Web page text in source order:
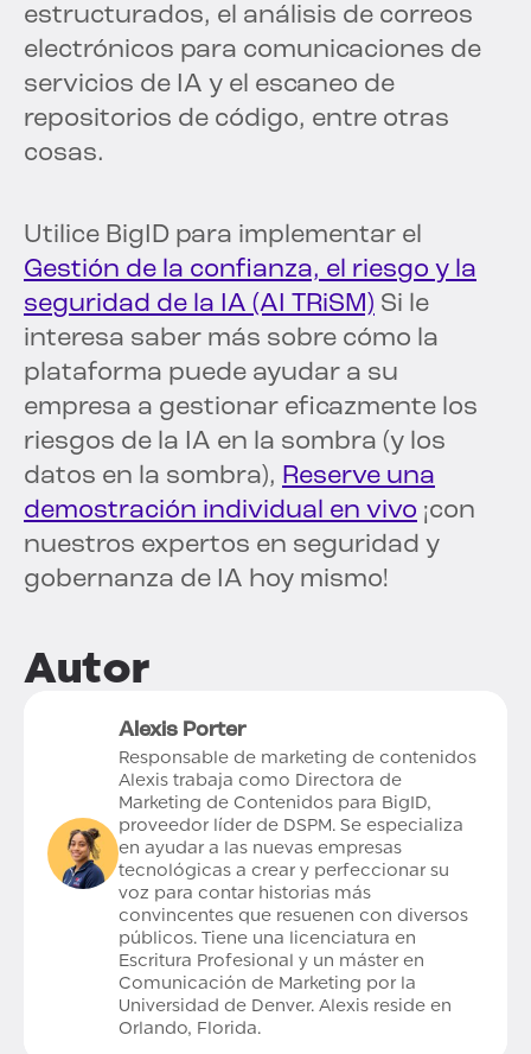
estructurados, el análisis de correos
electrónicos para comunicaciones de
servicios de IA y el escaneo de
repositorios de código, entre otras
cosas.
Utilice BigID para implementar el
Gestión de la confianza, el riesgo y la
seguridad de la IA (AI TRiSM) Si le
interesa saber más sobre cómo la
plataforma puede ayudar a su
empresa a gestionar eficazmente los
riesgos de la IA en la sombra (y los
datos en la sombra), Reserve una
demostración individual en vivo ¡con
nuestros expertos en seguridad y
gobernanza de IA hoy mismo!
Autor
Alexis Porter
Responsable de marketing de contenidos
Alexis trabaja como Directora de
Marketing de Contenidos para BigID,
proveedor líder de DSPM. Se especializa
en ayudar a las nuevas empresas
tecnológicas a crear y perfeccionar su
voz para contar historias más
convincentes que resuenen con diversos
públicos. Tiene una licenciatura en
Escritura Profesional y un máster en
Comunicación de Marketing por la
Universidad de Denver. Alexis reside en
Orlando, Florida.